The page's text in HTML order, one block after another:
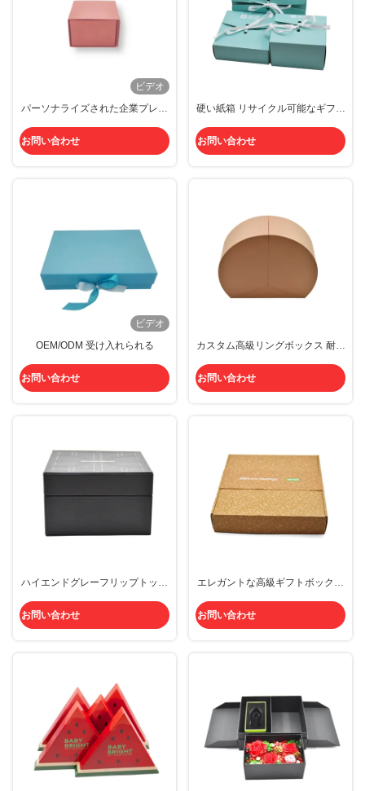
ビデオ
パーソナライズされた企業プレゼ
ックスギフトパッケージ
お問い合わせ
硬い紙箱 リサイクル可能なギフト
贅沢服 リボン付きパッケージ
お問い合わせ
ビデオ
OEM/ODM 受け入れられる
お問い合わせ
カスタム高級リングボックス 耐圧
紙素材製
お問い合わせ
ハイエンドグレーフリップトップ
ボックス手作りの紙のキャンドル
と香水の包装
お問い合わせ
エレガントな高級ギフトボックス
イン 磁気箱形 服飾 宝石 香水 その
他
お問い合わせ